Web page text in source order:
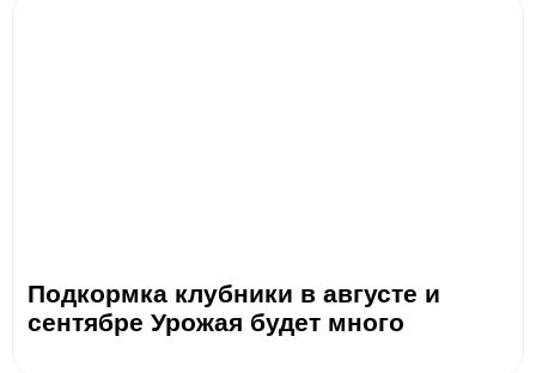
Подкормка клубники в августе и
сентябре Урожая будет много